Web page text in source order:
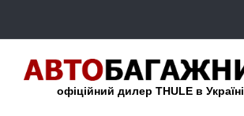
офіційний дилер THULE в Україні